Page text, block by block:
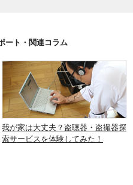
ート・関連コラム
我が家は大丈夫？盗聴器・盗撮器探
索サービスを体験してみた！